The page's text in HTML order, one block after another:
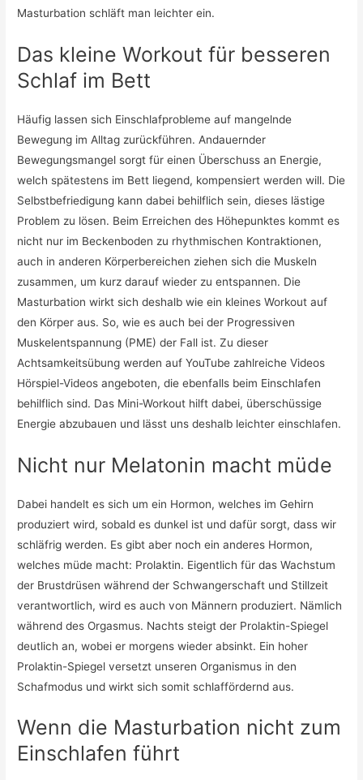
Masturbation schläft man leichter ein.
Das kleine Workout für besseren
Schlaf im Bett
Häufig lassen sich Einschlafprobleme auf mangelnde
Bewegung im Alltag zurückführen. Andauernder
Bewegungsmangel sorgt für einen Überschuss an Energie,
welch spätestens im Bett liegend, kompensiert werden will. Die
Selbstbefriedigung kann dabei behilflich sein, dieses lästige
Problem zu lösen. Beim Erreichen des Höhepunktes kommt es
nicht nur im Beckenboden zu rhythmischen Kontraktionen,
auch in anderen Körperbereichen ziehen sich die Muskeln
zusammen, um kurz darauf wieder zu entspannen. Die
Masturbation wirkt sich deshalb wie ein kleines Workout auf
den Körper aus. So, wie es auch bei der Progressiven
Muskelentspannung (PME) der Fall ist. Zu dieser
Achtsamkeitsübung werden auf YouTube zahlreiche Videos
Hörspiel-Videos angeboten, die ebenfalls beim Einschlafen
behilflich sind. Das Mini-Workout hilft dabei, überschüssige
Energie abzubauen und lässt uns deshalb leichter einschlafen.
Nicht nur Melatonin macht müde
Dabei handelt es sich um ein Hormon, welches im Gehirn
produziert wird, sobald es dunkel ist und dafür sorgt, dass wir
schläfrig werden. Es gibt aber noch ein anderes Hormon,
welches müde macht: Prolaktin. Eigentlich für das Wachstum
der Brustdrüsen während der Schwangerschaft und Stillzeit
verantwortlich, wird es auch von Männern produziert. Nämlich
während des Orgasmus. Nachts steigt der Prolaktin-Spiegel
deutlich an, wobei er morgens wieder absinkt. Ein hoher
Prolaktin-Spiegel versetzt unseren Organismus in den
Schafmodus und wirkt sich somit schlaffördernd aus.
Wenn die Masturbation nicht zum
Einschlafen führt